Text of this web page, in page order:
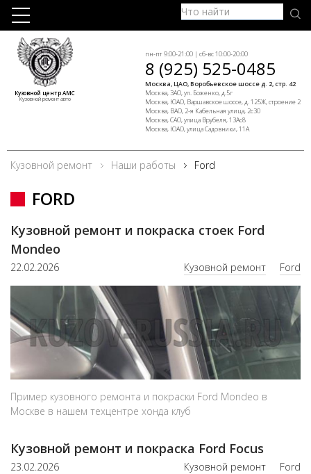
Кузовной центр АМС
Кузовной ремонт авто
пн-пт 9:00-21:00 | сб-вс 10:00-20:00
8 (925) 525-0485
Москва, ЦАО, Воробьевское шоссе д. 2, стр. 42
Москва, ЗАО, ул. Боженко, д.5г
Москва, ЮАО, Варшавское шоссе, д. 125Ж, строение 2
Москва, ВАО, 2-я Кабельная улица, 2с30
Москва, САО, улица Врубеля, 13Ас8
Москва, ЮАО, улица Садовники, 11А
Кузовной ремонт Наши работы Ford
FORD
Кузовной ремонт и покраска стоек Ford
Mondeo
22.02.2026 Кузовной ремонт Ford
Пример кузовного ремонта и покраски Ford Mondeo в
Москве в нашем техцентре хонда клуб
Кузовной ремонт и покраска Ford Focus
23.02.2026 Кузовной ремонт Ford